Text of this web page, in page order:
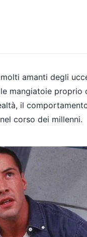
amanti degli
mangiatoie
il
corso dei millenni.